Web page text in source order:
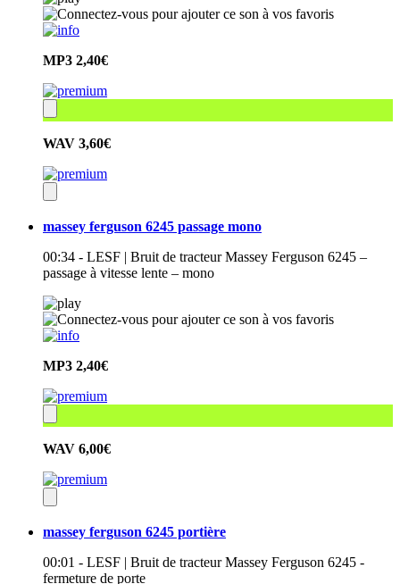
MP3 2,40€
WAV 3,60€
massey ferguson 6245 passage mono
00:34 - LESF | Bruit de tracteur Massey Ferguson 6245 –
passage à vitesse lente – mono
MP3 2,40€
WAV 6,00€
massey ferguson 6245 portière
00:01 - LESF | Bruit de tracteur Massey Ferguson 6245 -
fermeture de porte